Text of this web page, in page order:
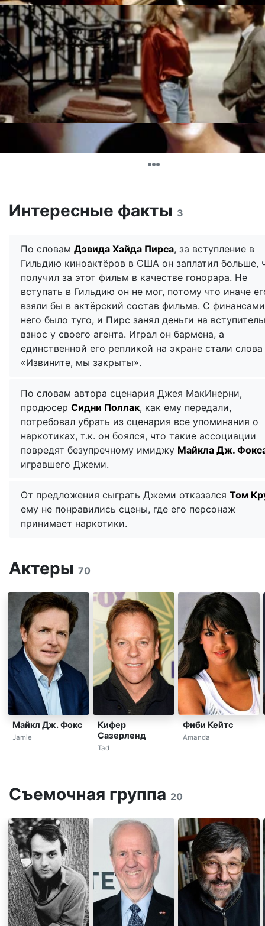
Интересные факты 3
По словам Дэвида Хайда Пирса, за вступление в
Гильдию киноактёров в США он заплатил больше,
получил за этот фильм в качестве гонорара. Не
вступать в Гильдию он не мог, потому что иначе
взяли бы в актёрский состав фильма. С
него было туго, и Пирс занял деньги на
взнос у своего агента. Играл он бармена, а
единственной его репликой на экране стали слова
«Извините, мы закрыты».
По словам автора сценария Джея МакИнерни,
продюсер Сидни Поллак, как ему передали,
потребовал убрать из сценария все упоминания о
наркотиках, т.к. он боялся, что такие ассоциации
повредят безупречному имиджу Майкла Дж.
игравшего Джеми.
От предложения сыграть Джеми отказался Том
ему не понравились сцены, где его персонаж
принимает наркотики.
Актеры 70
Майкл Дж. Фокс
Jamie
Кифер
Сазерленд
Tad
Фиби Кейтс
Amanda
Съемочная группа 20